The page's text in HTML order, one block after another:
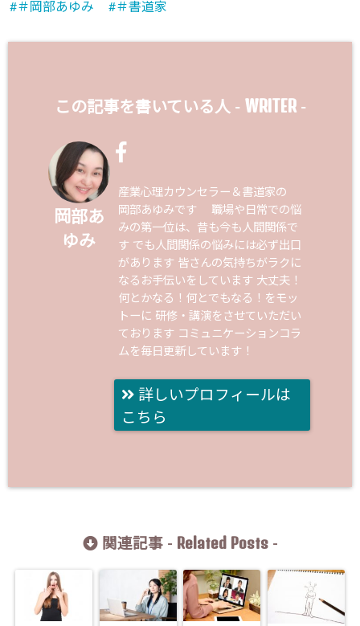
＃岡部あゆみ
＃書道家
この記事を書いている人 - WRITER-
岡部あ
ゆみ
産業心理カウンセラー＆書道家の
岡部あゆみです 職場や日常での悩
みの第一位は、昔も今も人間関係で
す でも人間関係の悩みには必ず出口
があります 皆さんの気持ちがラクに
なるお手伝いをしています 大丈夫！
何とかなる！何とでもなる！をモッ
トーに 研修・講演をさせていただい
ております コミュニケーションコラ
ムを毎日更新しています！
詳しいプロフィールは
こちら
関連記事 - Related Posts-